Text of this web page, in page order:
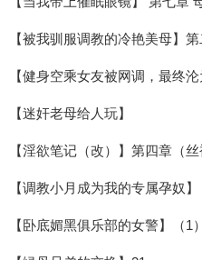
【被我驯服调教的冷艳美母】
【健身空乘女友被网调，最终
【迷奸老母给人玩】
【淫欲笔记（改）】第四章（丝
【调教小月成为我的专属孕奴】
【卧底媚黑俱乐部的女警】（1）